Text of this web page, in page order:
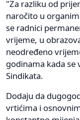
"Za razliku od
naročito u
se radnici
vrijeme, u
neodređeno
godinama kada se
Sindikata.
Dodaju da
vrtićima i